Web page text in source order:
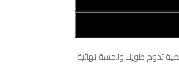
باريس، توفر تغطية تدوم طويلا ولمسة نهائية